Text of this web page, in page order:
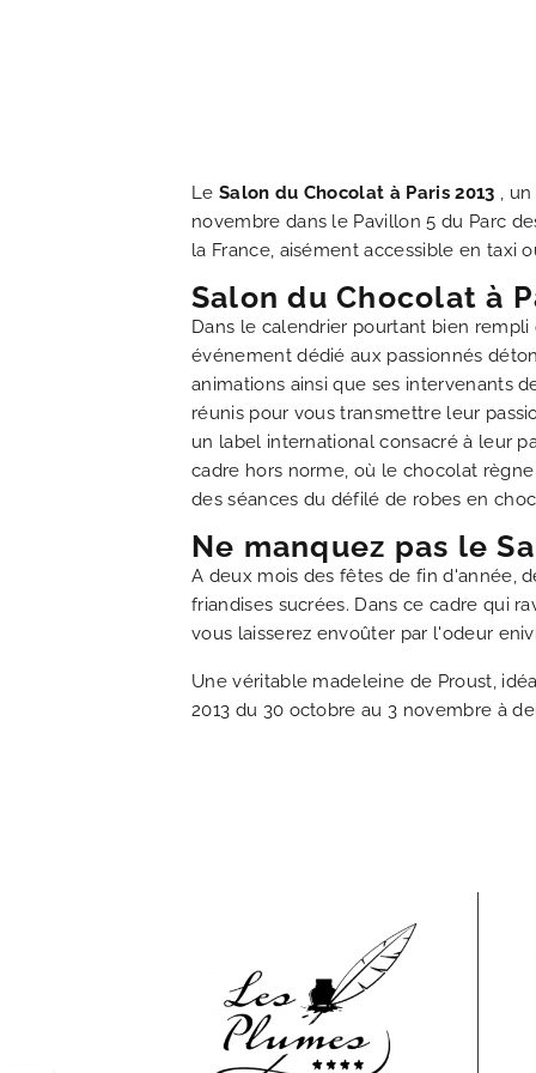
NOS ENGAGEMENTS
GALERIE PHOTOS
SITUATION
ACTUALITÉS
FAQ
Le Salon du Chocolat à Paris 2013 ,
novembre dans le Pavillon 5 du Parc
la France, aisément accessible en taxi
Salon du Chocolat à
Dans le calendrier pourtant bien
événement dédié aux passionnés
animations ainsi que ses intervenants
réunis pour vous transmettre leur
un label international consacré à leur
cadre hors norme, où le chocolat
des séances du défilé de robes en
Ne manquez pas le
A deux mois des fêtes de fin d'année,
friandises sucrées. Dans ce cadre qui
vous laisserez envoûter par l'odeur
Une véritable madeleine de Proust,
2013 du 30 octobre au 3 novembre à